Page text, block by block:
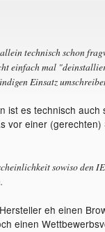
technisch schon
einfach mal
Einsatz
ist es technisch
vor einer (gerechten)
sowiso den
eh einen
einen